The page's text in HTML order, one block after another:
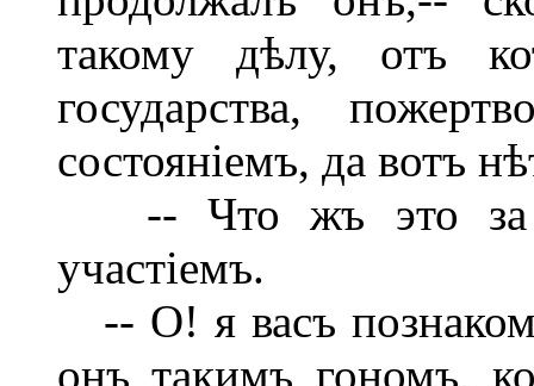
такому дѣлу, отъ
государства,
состояніемъ, да вотъ
-- Что жъ это за
участіемъ.
-- О! я васъ
онъ такимъ гономъ,